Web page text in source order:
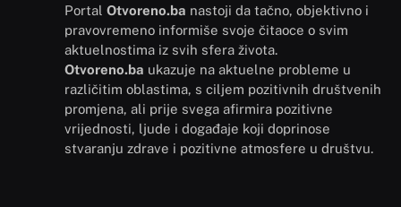
Portal Otvoreno.ba nastoji da tačno, objektivno i
pravovremeno informiše svoje čitaoce o svim
aktuelnostima iz svih sfera života.
Otvoreno.ba ukazuje na aktuelne probleme u
različitim oblastima, s ciljem pozitivnih društvenih
promjena, ali prije svega afirmira pozitivne
vrijednosti, ljude i događaje koji doprinose
stvaranju zdrave i pozitivne atmosfere u društvu.